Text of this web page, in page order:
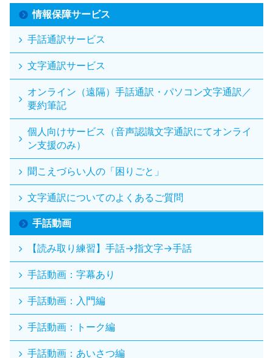
情報保障サービス
手話通訳サービス
文字通訳サービス
オンライン（遠隔）手話通訳・パソコン文字通訳／
要約筆記
個人向けサービス（音声認識文字通訳にてオンライ
ン支援のみ）
聞こえづらい人の「困りごと」
文字通訳についてのよくあるご質問
手話動画
【読み取り練習】手話→指文字→手話
手話動画：字幕あり
手話動画：入門編
手話動画：トーク編
手話動画：あいさつ編